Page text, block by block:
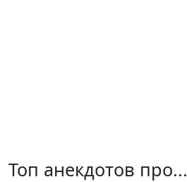
Топ анекдотов про...